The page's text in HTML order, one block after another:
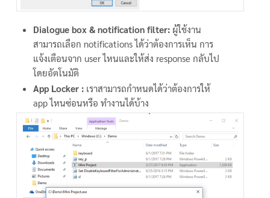
Dialogue box & notification filter: ผู้ใช้งาน
สามารถเลือก notifications ได้ว่าต้องการเห็น การ
แจ้งเตือนจาก user ไหนและให้ส่ง response กลับไป
โดยอัตโนมัติ
App Locker : เราสามารถกำหนดได้ว่าต้องการให้
app ไหนซ่อนหรือ ทำงานได้บ้าง